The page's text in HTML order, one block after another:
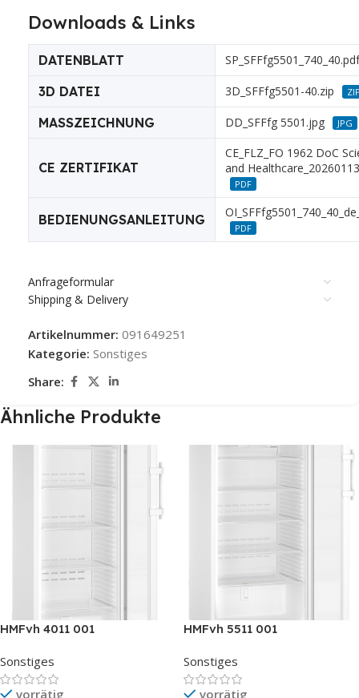
Downloads & Links
DATENBLATT SP_SFFfg5501_740_40.pdf
3D DATEI 3D_SFFfg5501-40.zip
MASSZEICHNUNG DD_SFFfg 5501.jpg JPG
CE ZERTIFIKAT
CE_FLZ_FO 1962 DoC
and
PDF
BEDIENUNGSANLEITUNG
PDF
Anfrageformular
Shipping & Delivery
Artikelnummer: 091649251
Kategorie: Sonstiges
Share:
Ähnliche Produkte
HMFvh 4011 001
Sonstiges
vorrätig
HMFvh 5511 001
Sonstiges
vorrätig